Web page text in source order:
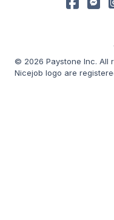
© 2026 Paystone Inc. All
Nicejob logo are